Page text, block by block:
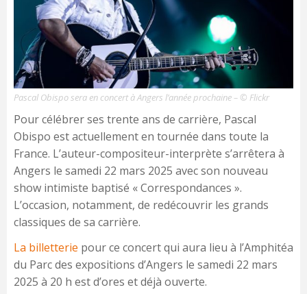
Pascal Obispo sera en concert à Angers l’année prochaine – © Flickr
Pour célébrer ses trente ans de carrière, Pascal
Obispo est actuellement en tournée dans toute la
France. L’auteur-compositeur-interprète s’arrêtera à
Angers le samedi 22 mars 2025 avec son nouveau
show intimiste baptisé « Correspondances ».
L’occasion, notamment, de redécouvrir les grands
classiques de sa carrière.
La billetterie pour ce concert qui aura lieu à l’Amphitéa
du Parc des expositions d’Angers le samedi 22 mars
2025 à 20 h est d’ores et déjà ouverte.